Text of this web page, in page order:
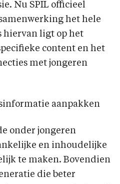
Nu SPIL officieel
het hele
hiervan ligt op het
content en het
met jongeren
aanpakken
onder jongeren
en inhoudelijke
te maken. Bovendien
die beter